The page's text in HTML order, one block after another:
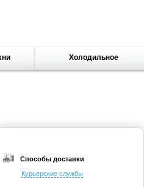
Холодильное
Способы доставки
Курьерские службы